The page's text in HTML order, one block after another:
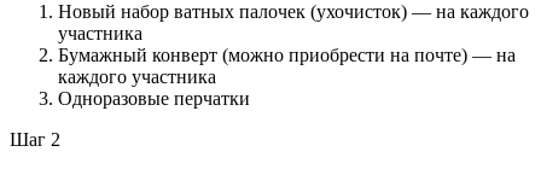
Новый набор ватных палочек (ухочисток) — на каждого
участника
Бумажный конверт (можно приобрести на почте) — на
каждого участника
Одноразовые перчатки
Шаг 2